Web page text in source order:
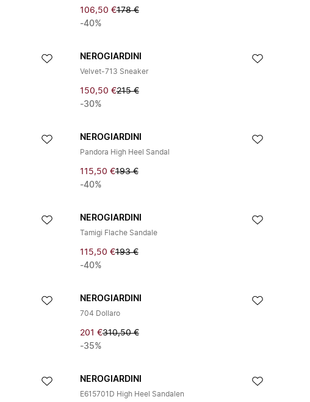
106,50 €178 €
-40%
NEROGIARDINI
Velvet-713 Sneaker
150,50 €215 €
-30%
NEROGIARDINI
Pandora High Heel Sandal
115,50 €193 €
-40%
NEROGIARDINI
Tamigi Flache Sandale
115,50 €193 €
-40%
NEROGIARDINI
704 Dollaro
201 €310,50 €
-35%
NEROGIARDINI
E615701D High Heel Sandalen